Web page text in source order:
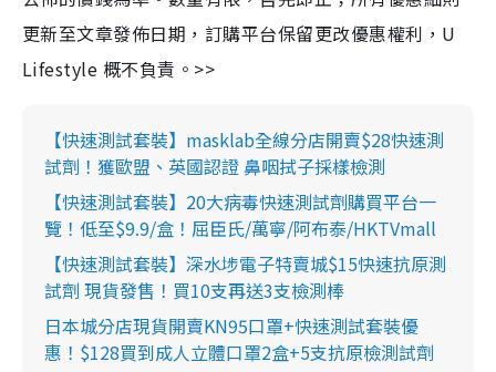
更新至文章發佈日期，訂購平台保留更改優惠權利，U
Lifestyle 概不負責。>>
【快速測試套裝】masklab全線分店開賣$28快速測
試劑！獲歐盟、英國認證 鼻咽拭子採樣檢測
【快速測試套裝】20大病毒快速測試劑購買平台一
覽！低至$9.9/盒！屈臣氏/萬寧/阿布泰/HKTVmall
【快速測試套裝】深水埗電子特賣城$15快速抗原測
試劑 現貨發售！買10支再送3支檢測棒
日本城分店現貨開賣KN95口罩+快速測試套裝優
惠！$128買到成人立體口罩2盒+5支抗原檢測試劑